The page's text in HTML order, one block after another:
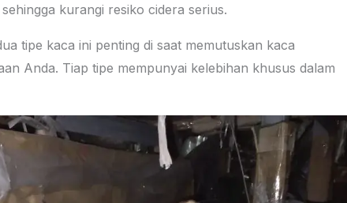
kurangi resiko cidera serius.
tipe kaca ini penting di saat memutuskan kaca
Anda. Tiap tipe mempunyai kelebihan khusus dalam